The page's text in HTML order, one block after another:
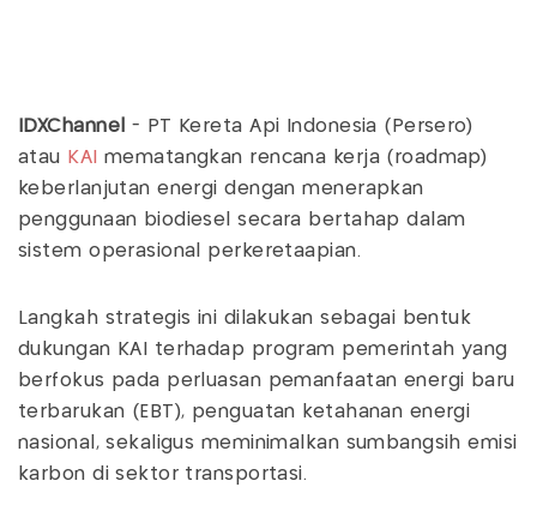
IDXChannel - PT Kereta Api Indonesia (Persero)
atau KAI
mematangkan rencana kerja (roadmap)
keberlanjutan energi dengan menerapkan
penggunaan biodiesel secara bertahap dalam
sistem operasional perkeretaapian.
Langkah strategis ini dilakukan sebagai bentuk
dukungan KAI terhadap program pemerintah yang
berfokus pada perluasan pemanfaatan energi baru
terbarukan (EBT), penguatan ketahanan energi
nasional, sekaligus meminimalkan sumbangsih emisi
karbon di sektor transportasi.